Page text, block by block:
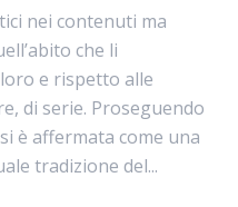
nei contenuti ma
che li
e rispetto alle
di serie. Proseguendo
è affermata come una
tradizione del...